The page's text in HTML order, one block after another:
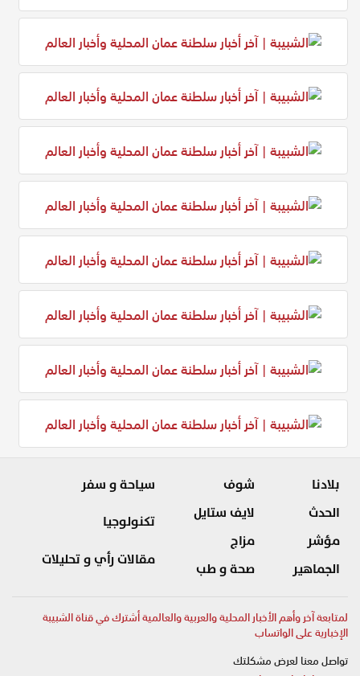
بلادنا
الحدث
مؤشر
الجماهير
شوف
لايف ستايل
مزاج
صحة و طب
سياحة و سفر
تكنولوجيا
مقالات رأي و تحليلات
لمتابعة آخر وأهم الأخبار المحلية والعربية والعالمية أشترك في قناة الشبيبة
الإخبارية على الواتساب
تواصل معنا لعرض مشكلتك